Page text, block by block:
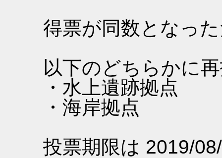
得票が同数となっ
以下のどちらかに
・水上遺跡拠点
・海岸拠点
投票期限は 2019/